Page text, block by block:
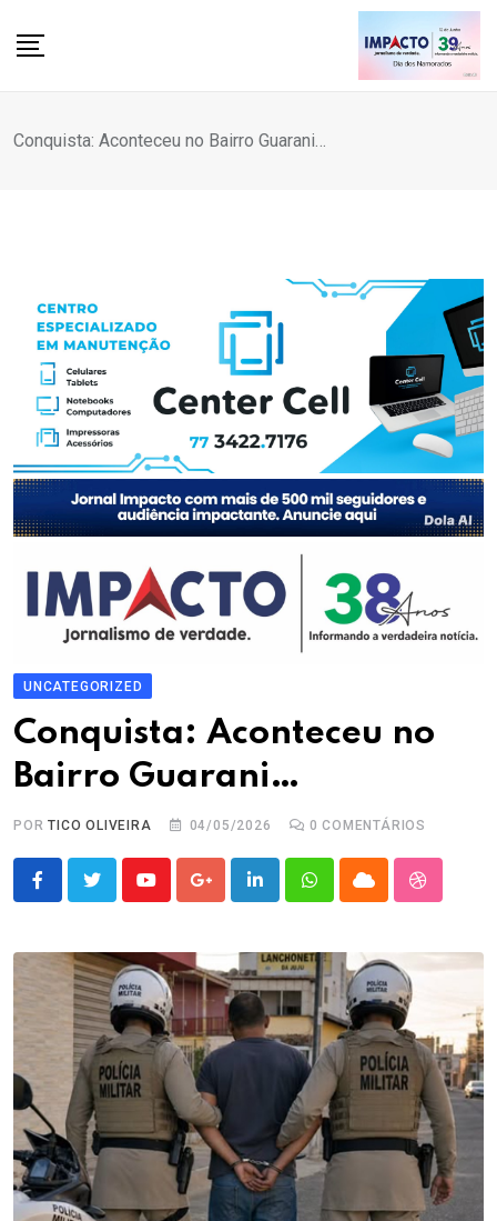
Conquista: Aconteceu no Bairro Guarani…
UNCATEGORIZED
Conquista: Aconteceu no
Bairro Guarani…
PORTICO OLIVEIRA 04/05/2026 0 COMENTÁRIOS
YoutubeGoogle+LinkedInWhatsappCloud